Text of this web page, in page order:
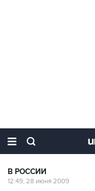
В РОССИИ
12:49, 28 июня 2009